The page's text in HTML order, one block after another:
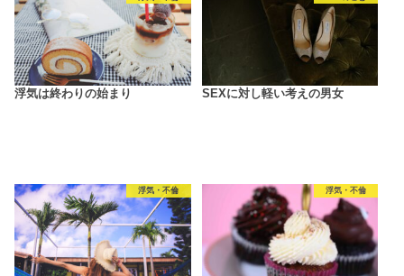
浮気は終わりの始まり SEXに対し軽い考えの男女
浮気・不倫 浮気・不倫